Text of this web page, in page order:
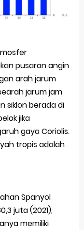
pusaran angin
arah jarum
jarum jam
siklon berada di
jika
gaya Coriolis.
tropis adalah
Spanyol
juta (2021),
memiliki